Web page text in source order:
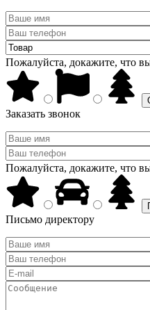
Пожалуйста, докажите, что
Заказать звонок
Пожалуйста, докажите, что
Письмо директору